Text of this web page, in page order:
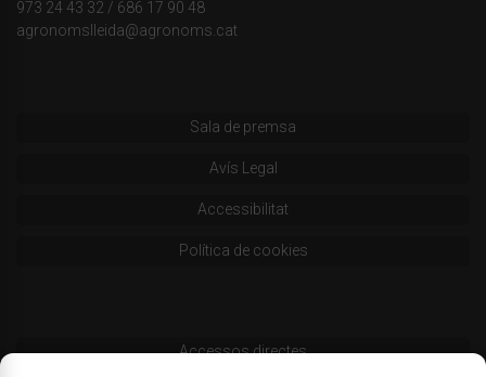
973 24 43 32 / 686 17 90 48
agronomslleida@agronoms.cat
Sala de premsa
Avís Legal
Accessibilitat
Política de cookies
Accessos directes